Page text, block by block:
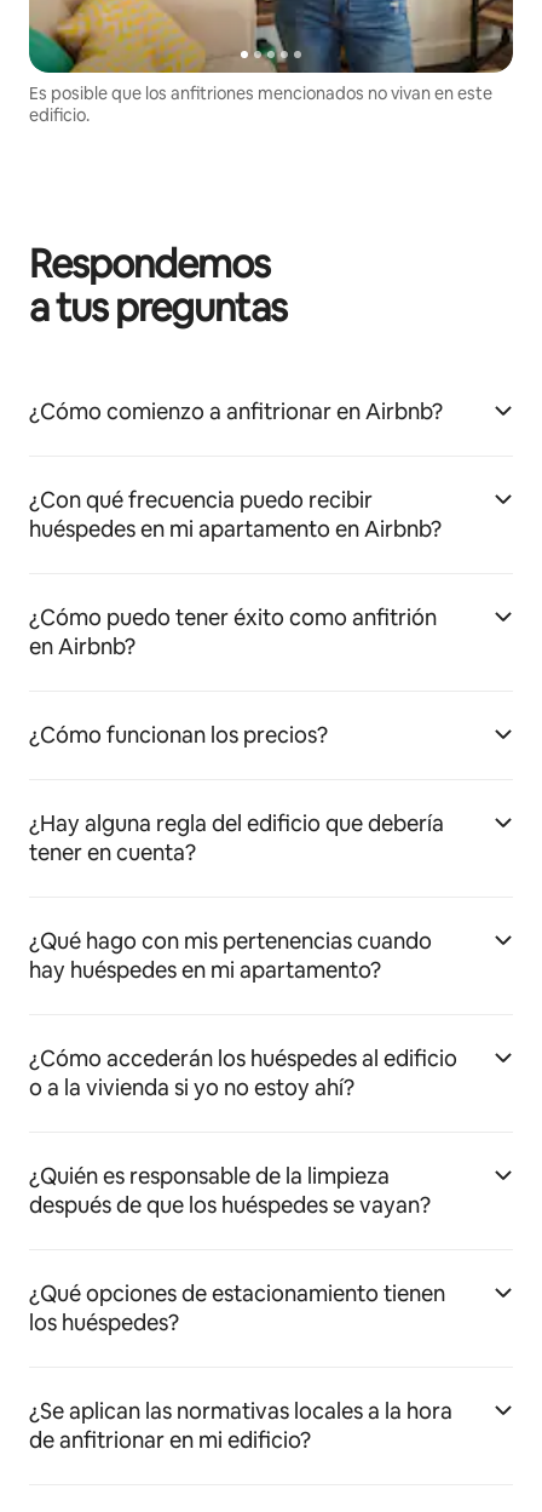
Es posible que los anfitriones mencionados no vivan en este
edificio.
Respondemos
a tus preguntas
¿Cómo comienzo a anfitrionar en Airbnb?
¿Con qué frecuencia puedo recibir
huéspedes en mi apartamento en Airbnb?
¿Cómo puedo tener éxito como anfitrión
en Airbnb?
¿Cómo funcionan los precios?
¿Hay alguna regla del edificio que debería
tener en cuenta?
¿Qué hago con mis pertenencias cuando
hay huéspedes en mi apartamento?
¿Cómo accederán los huéspedes al edificio
o a la vivienda si yo no estoy ahí?
¿Quién es responsable de la limpieza
después de que los huéspedes se vayan?
¿Qué opciones de estacionamiento tienen
los huéspedes?
¿Se aplican las normativas locales a la hora
de anfitrionar en mi edificio?